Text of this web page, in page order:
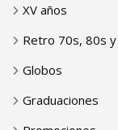
XV años
Retro 70s, 80s
Globos
Graduaciones